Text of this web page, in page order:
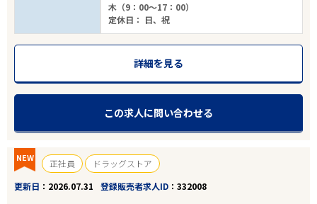
木（9：00～17：00）
定休日： 日、祝
詳細を見る
この求人に問い合わせる
NEW 正社員
ドラッグストア
更新日
2026.07.31 登録販売者求人ID 332008